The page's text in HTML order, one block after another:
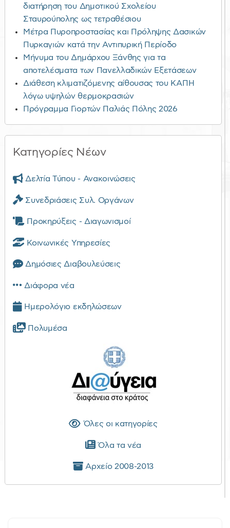
διατήρηση του Δημοτικού Σχολείου
Σταυρούπολης ως τετραθέσιου
Μέτρα Πυροπροστασίας και Πρόληψης Δασικών
Πυρκαγιών κατά την Αντιπυρική Περίοδο
Μήνυμα του Δημάρχου Ξάνθης για τα
αποτελέσματα των Πανελλαδικών Εξετάσεων
Διάθεση κλιματιζόμενης αίθουσας του ΚΑΠΗ
λόγω υψηλών θερμοκρασιών
Πρόγραμμα Γιορτών Παλιάς Πόλης 2026
Κατηγορίες Νέων
Δελτία Τύπου - Ανακοινώσεις
Συνεδριάσεις Συλ. Οργάνων
Προκηρύξεις - Διαγωνισμοί
Κοινωνικές Υπηρεσίες
Δημόσιες Διαβουλεύσεις
Διάφορα νέα
Ημερολόγιο εκδηλώσεων
Πολυμέσα
Όλες οι κατηγορίες
Όλα τα νέα
Αρχείο 2008-2013